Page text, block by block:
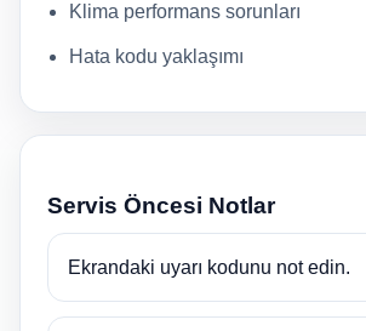
Klima performans sorunları
Hata kodu yaklaşımı
Servis Öncesi Notlar
Ekrandaki uyarı kodunu not edin.